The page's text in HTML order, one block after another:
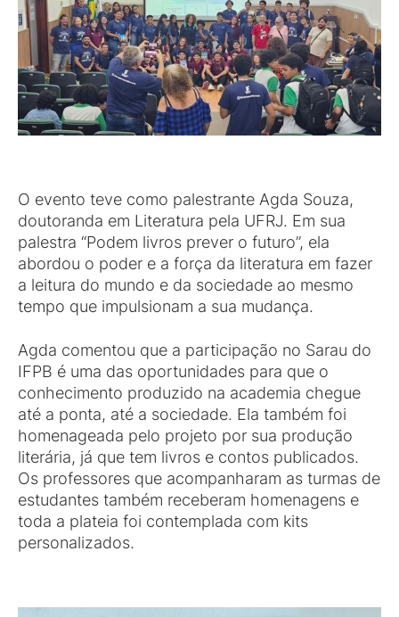
O evento teve como palestrante Agda Souza,
doutoranda em Literatura pela UFRJ. Em sua
palestra “Podem livros prever o futuro”, ela
abordou o poder e a força da literatura em fazer
a leitura do mundo e da sociedade ao mesmo
tempo que impulsionam a sua mudança.
Agda comentou que a participação no Sarau do
IFPB é uma das oportunidades para que o
conhecimento produzido na academia chegue
até a ponta, até a sociedade. Ela também foi
homenageada pelo projeto por sua produção
literária, já que tem livros e contos publicados.
Os professores que acompanharam as turmas de
estudantes também receberam homenagens e
toda a plateia foi contemplada com kits
personalizados.